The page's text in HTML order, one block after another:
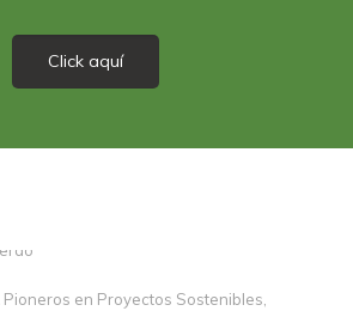
Click aquí
Pioneros en Proyectos Sostenibles,